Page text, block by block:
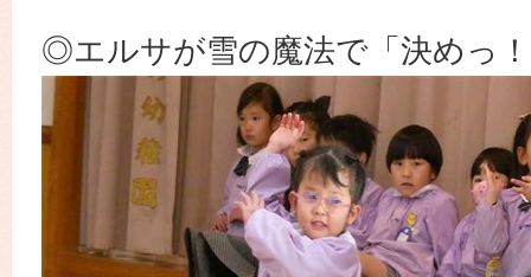
◎エルサが雪の魔法で「決めっ